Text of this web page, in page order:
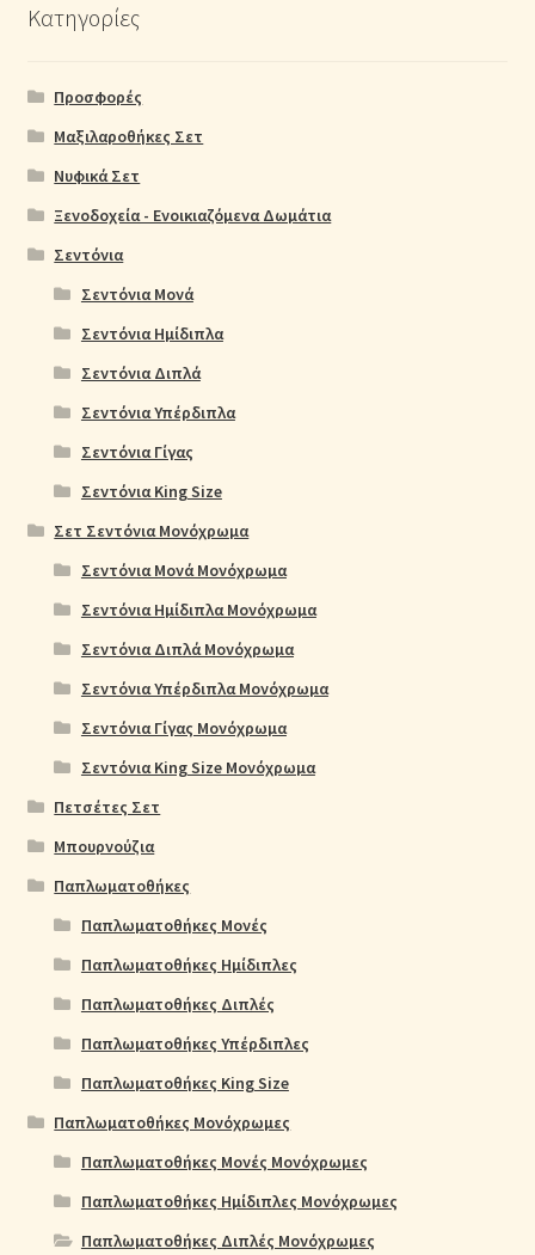
Κατηγορίες
Προσφορές
Μαξιλαροθήκες Σετ
Νυφικά Σετ
Ξενοδοχεία - Ενοικιαζόμενα Δωμάτια
Σεντόνια
Σεντόνια Μονά
Σεντόνια Ημίδιπλα
Σεντόνια Διπλά
Σεντόνια Υπέρδιπλα
Σεντόνια Γίγας
Σεντόνια King Size
Σετ Σεντόνια Μονόχρωμα
Σεντόνια Μονά Μονόχρωμα
Σεντόνια Ημίδιπλα Μονόχρωμα
Σεντόνια Διπλά Μονόχρωμα
Σεντόνια Υπέρδιπλα Μονόχρωμα
Σεντόνια Γίγας Μονόχρωμα
Σεντόνια King Size Μονόχρωμα
Πετσέτες Σετ
Μπουρνούζια
Παπλωματοθήκες
Παπλωματοθήκες Μονές
Παπλωματοθήκες Ημίδιπλες
Παπλωματοθήκες Διπλές
Παπλωματοθήκες Υπέρδιπλες
Παπλωματοθήκες King Size
Παπλωματοθήκες Μονόχρωμες
Παπλωματοθήκες Μονές Μονόχρωμες
Παπλωματοθήκες Ημίδιπλες Μονόχρωμες
Παπλωματοθήκες Διπλές Μονόχρωμες